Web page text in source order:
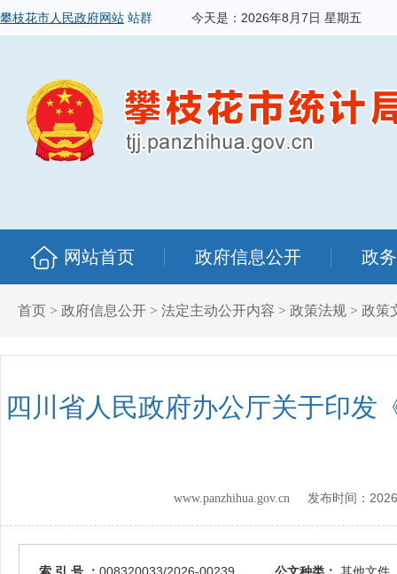
攀枝花市人民政府网站 站群 今天是： 2026年8月7日 星期五
网站首页 政府信息公开 政
首页 > 政府信息公开 > 法定主动公开内容 > 政策法规 > 政策
四川省人民政府办公厅关于印发
www.panzhihua.gov.cn 发布时间：